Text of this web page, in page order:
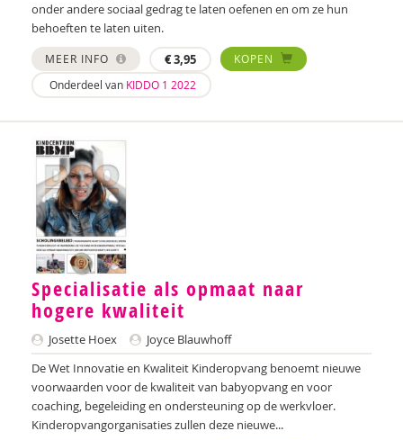
P.W. Bouwhuijzen
Marieke van Boven
Joanna Brands
Karin Brandt
Dirk Brants
Merel Breedeveld
Aniek Breevoort
Marion Breg
Tessa Brik
Jan Pieter Brinkman
Amber Broek
onder andere sociaal gedrag te laten oefenen en om ze hun
behoeften te laten uiten.
MEER INFO €3,95
KOPEN
Onderdeel van KIDDO 1 2022
Specialisatie als opmaat naar
hogere kwaliteit
Josette Hoex
Joyce Blauwhoff
De Wet Innovatie en Kwaliteit Kinderopvang benoemt nieuwe
voorwaarden voor de kwaliteit van babyopvang en voor
coaching, begeleiding en ondersteuning op de werkvloer.
Kinderopvangorganisaties zullen deze nieuwe...